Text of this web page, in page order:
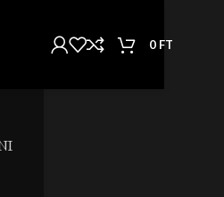
0 FT